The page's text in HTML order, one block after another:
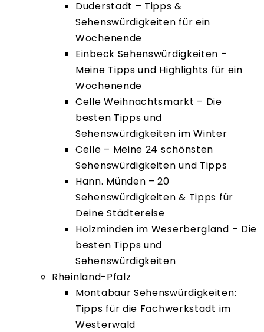
Duderstadt – Tipps &
Sehenswürdigkeiten für ein
Wochenende
Einbeck Sehenswürdigkeiten –
Meine Tipps und Highlights für ein
Wochenende
Celle Weihnachtsmarkt – Die
besten Tipps und
Sehenswürdigkeiten im Winter
Celle – Meine 24 schönsten
Sehenswürdigkeiten und Tipps
Hann. Münden – 20
Sehenswürdigkeiten & Tipps für
Deine Städtereise
Holzminden im Weserbergland – Die
besten Tipps und
Sehenswürdigkeiten
Rheinland-Pfalz
Montabaur Sehenswürdigkeiten:
Tipps für die Fachwerkstadt im
Westerwald